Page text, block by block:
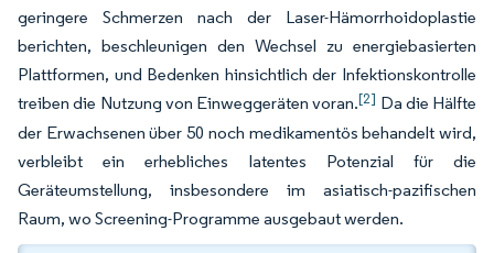
geringere Schmerzen nach der Laser-Hämorrhoidoplastie
berichten, beschleunigen den Wechsel zu energiebasierten
Plattformen, und Bedenken hinsichtlich der Infektionskontrolle
treiben die Nutzung von Einweggeräten voran.[2] Da die Hälfte
der Erwachsenen über 50 noch medikamentös behandelt wird,
verbleibt ein erhebliches latentes Potenzial für die
Geräteumstellung, insbesondere im asiatisch-pazifischen
Raum, wo Screening-Programme ausgebaut werden.